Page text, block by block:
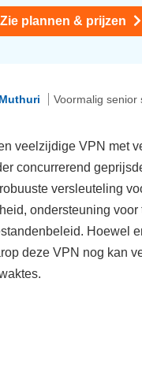
Zie plannen & prijzen
Voormalig senior
veelzijdige VPN met
concurrerend
versleuteling
ondersteuning voor
Hoewel
deze VPN nog kan